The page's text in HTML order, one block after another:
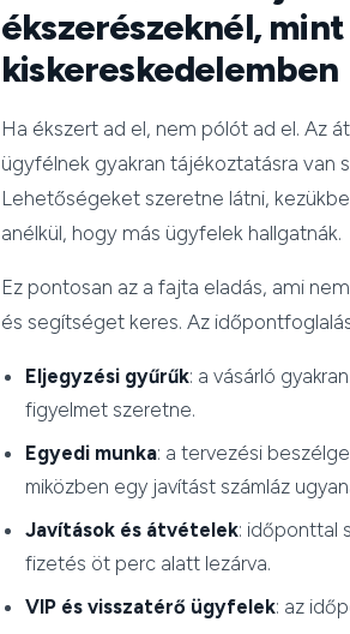
ékszerészeknél, mint
kiskereskedelemben
Ha ékszert ad el, nem pólót ad el. Az
ügyfélnek gyakran tájékoztatásra van
Lehetőségeket szeretne látni,
anélkül, hogy más ügyfelek hallgatnák.
Ez pontosan az a fajta eladás, ami
és segítséget keres. Az
Eljegyzési gyűrűk: a vásárló
figyelmet szeretne.
Egyedi munka: a tervezési
miközben egy javítást számláz
Javítások és átvételek: időponttal
fizetés öt perc alatt lezárva.
VIP és visszatérő ügyfelek: az